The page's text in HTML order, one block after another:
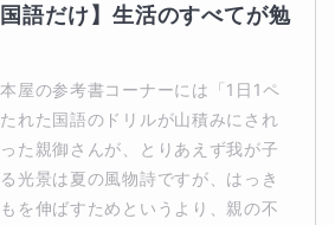
国語だけ】生活のすべてが勉
屋の参考書コーナーには「1日1ペ
れた国語のドリルが山積みにされ
た親御さんが、とりあえず我が子
光景は夏の風物詩ですが、はっき
を伸ばすためというより、親の不